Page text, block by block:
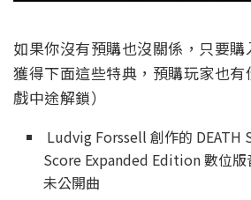
如果你沒有預購也沒關係，只要
獲得下面這些特典，預購玩家也
戲中途解鎖）
Ludvig Forssell 創作的 DEATH
Score Expanded Edition 數位
未公開曲